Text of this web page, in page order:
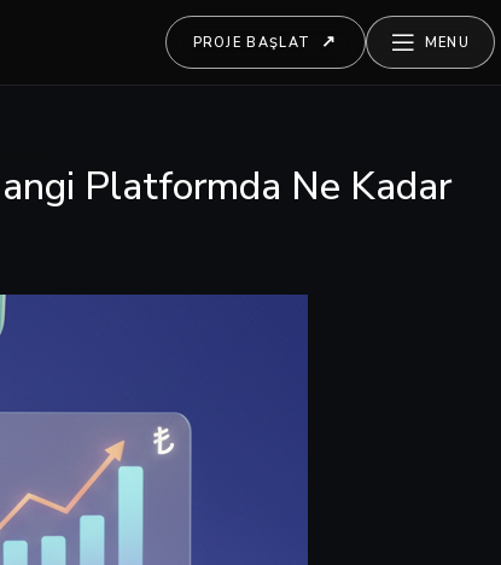
PROJE BAŞLAT MENU
Platformda Ne Kadar